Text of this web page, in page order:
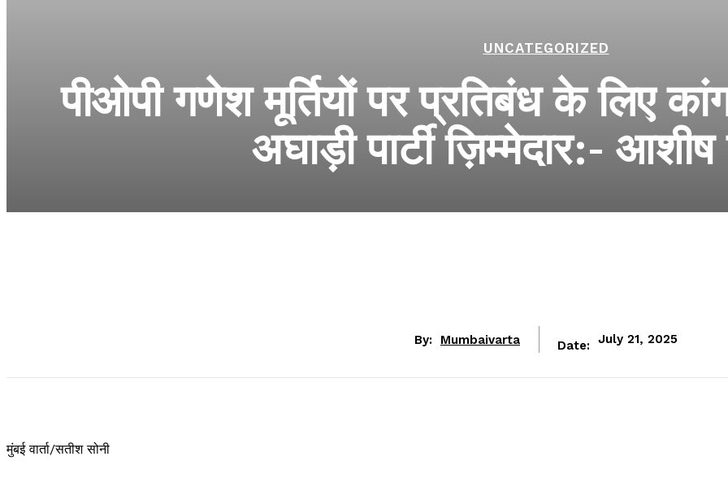
UNCATEGORIZED
पीओपी गणेश मूर्तियों पर प्रतिबंध के लिए
अघाड़ी पार्टी ज़िम्मेदार:-
By: Mumbaivarta Date: July 21, 2025
मुंबई वार्ता/सतीश सोनी